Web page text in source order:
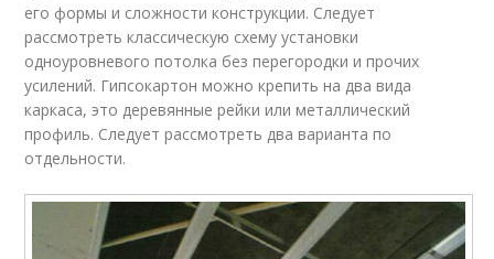
его формы и сложности конструкции. Следует
рассмотреть классическую схему установки
одноуровневого потолка без перегородки и прочих
усилений. Гипсокартон можно крепить на два вида
каркаса, это деревянные рейки или металлический
профиль. Следует рассмотреть два варианта по
отдельности.